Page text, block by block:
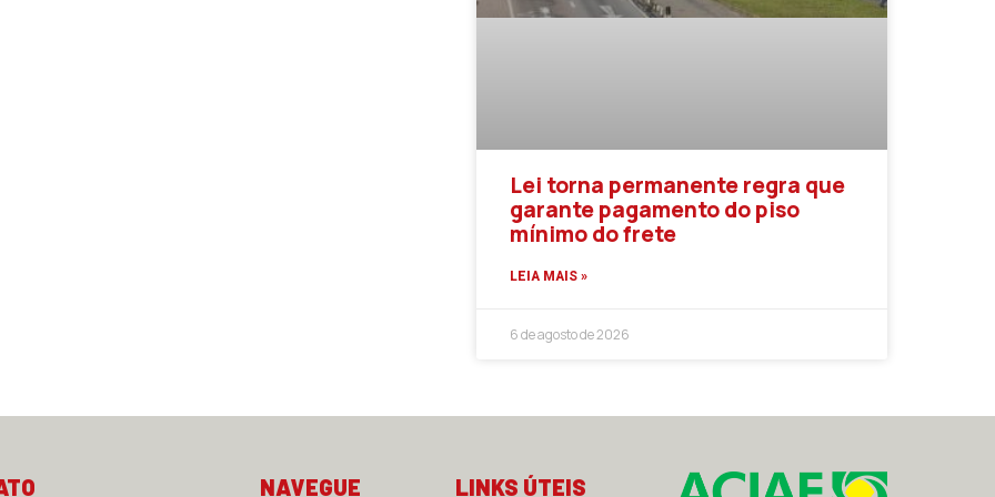
Lei torna permanente regra que
garante pagamento do piso
mínimo do frete
LEIA MAIS »
6 de agosto de 2026
NAVEGUE LINKS ÚTEIS